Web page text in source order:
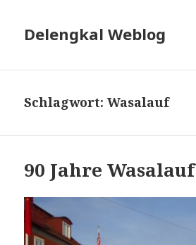
Delengkal Weblog
Schlagwort:Wasalauf
90 Jahre Wasalauf